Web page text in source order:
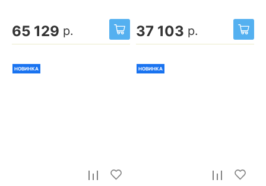
65 129 р. 37 103 р.
НОВИНКА НОВИНКА